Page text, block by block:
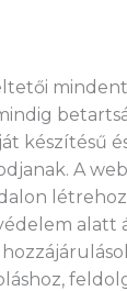
készítésű
A
alatt